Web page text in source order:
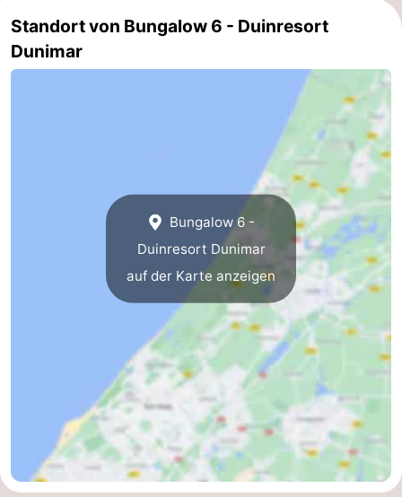
Standort von Bungalow 6 - Duinresort
Dunimar
Bungalow 6 -
Duinresort Dunimar
auf der Karte anzeigen